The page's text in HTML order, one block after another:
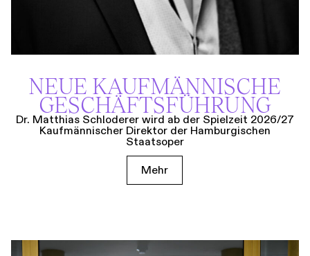
NEUE KAUF­MÄNNISCHE
GESCHÄFTS­FÜHRUNG
Dr. Matthias Schloderer wird ab der Spielzeit 2026/27
Kaufmännischer Direktor der Hamburgischen
Staatsoper
Mehr